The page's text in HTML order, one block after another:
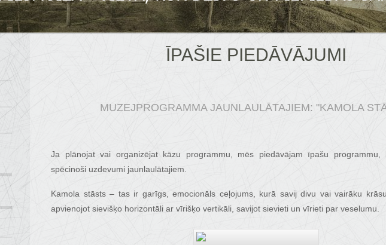
ĪPAŠIE PIEDĀVĀJUMI
MUZEJPROGRAMMA JAUNLAULĀTAJIEM: "KAMOLA
Ja plānojat vai organizējat kāzu programmu, mēs piedāvājam īpašu programmu,
spēcinoši uzdevumi jaunlaulātajiem.
Kamola stāsts – tas ir garīgs, emocionāls ceļojums, kurā savij divu vai vairāku
apvienojot sievišķo horizontāli ar vīrišķo vertikāli, savijot sievieti un vīrieti par veselumu.